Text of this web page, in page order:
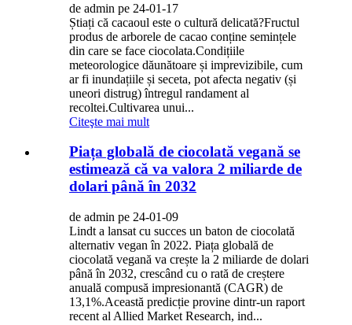
de admin pe 24-01-17
Știați că cacaoul este o cultură delicată?Fructul
produs de arborele de cacao conține semințele
din care se face ciocolata.Condițiile
meteorologice dăunătoare și imprevizibile, cum
ar fi inundațiile și seceta, pot afecta negativ (și
uneori distrug) întregul randament al
recoltei.Cultivarea unui...
Citeşte mai mult
Piața globală de ciocolată vegană se
estimează că va valora 2 miliarde de
dolari până în 2032
de admin pe 24-01-09
Lindt a lansat cu succes un baton de ciocolată
alternativ vegan în 2022. Piața globală de
ciocolată vegană va crește la 2 miliarde de dolari
până în 2032, crescând cu o rată de creștere
anuală compusă impresionantă (CAGR) de
13,1%.Această predicție provine dintr-un raport
recent al Allied Market Research, ind...